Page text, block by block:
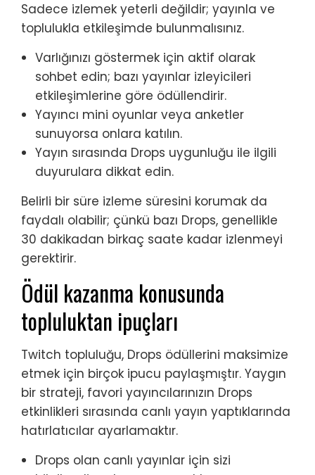
Sadece izlemek yeterli değildir; yayınla ve
toplulukla etkileşimde bulunmalısınız.
Varlığınızı göstermek için aktif olarak
sohbet edin; bazı yayınlar izleyicileri
etkileşimlerine göre ödüllendirir.
Yayıncı mini oyunlar veya anketler
sunuyorsa onlara katılın.
Yayın sırasında Drops uygunluğu ile ilgili
duyurulara dikkat edin.
Belirli bir süre izleme süresini korumak da
faydalı olabilir; çünkü bazı Drops, genellikle
30 dakikadan birkaç saate kadar izlenmeyi
gerektirir.
Ödül kazanma konusunda
topluluktan ipuçları
Twitch topluluğu, Drops ödüllerini maksimize
etmek için birçok ipucu paylaşmıştır. Yaygın
bir strateji, favori yayıncılarınızın Drops
etkinlikleri sırasında canlı yayın yaptıklarında
hatırlatıcılar ayarlamaktır.
Drops olan canlı yayınlar için sizi